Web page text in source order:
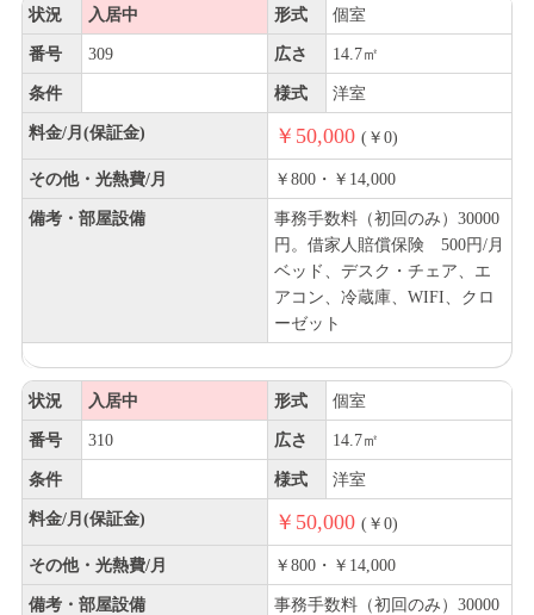
状況 入居中 形式 個室
番号 309 広さ 14.7㎡
条件 様式 洋室
料金/月(保証金) ￥50,000 (￥0)
その他・光熱費/月 ￥800・￥14,000
備考・部屋設備
事務手数料（初回のみ）30000
円。借家人賠償保険 500円/月
ベッド、デスク・チェア、エ
アコン、冷蔵庫、WIFI、クロ
ーゼット
状況 入居中 形式 個室
番号 310 広さ 14.7㎡
条件 様式 洋室
料金/月(保証金) ￥50,000 (￥0)
その他・光熱費/月 ￥800・￥14,000
備考・部屋設備 事務手数料（初回のみ）30000